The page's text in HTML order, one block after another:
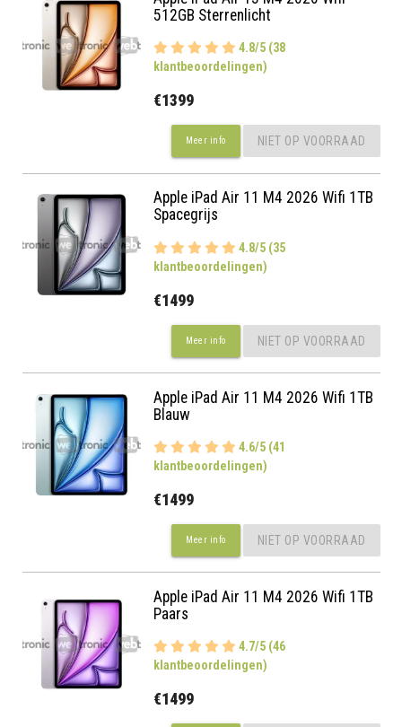
512GB Sterrenlicht
4.8/5 (38
klantbeoordelingen)
€1399
Meer info NIET OP VOORRAAD
Apple iPad Air 11 M4 2026 Wifi 1TB
Spacegrijs
4.8/5 (35
klantbeoordelingen)
€1499
Meer info NIET OP VOORRAAD
Apple iPad Air 11 M4 2026 Wifi 1TB
Blauw
4.6/5 (41
klantbeoordelingen)
€1499
Meer info NIET OP VOORRAAD
Apple iPad Air 11 M4 2026 Wifi 1TB
Paars
4.7/5 (46
klantbeoordelingen)
€1499